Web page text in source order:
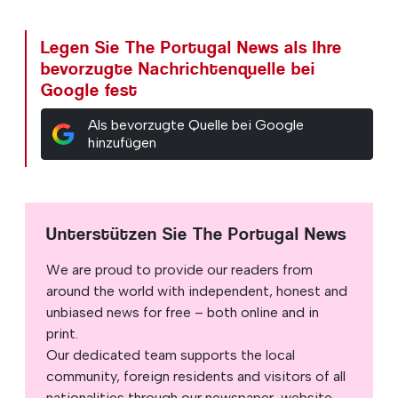
Legen Sie The Portugal News als Ihre
bevorzugte Nachrichtenquelle bei
Google fest
Als bevorzugte Quelle bei Google
hinzufügen
Unterstützen Sie The Portugal News
We are proud to provide our readers from
around the world with independent, honest and
unbiased news for free – both online and in
print.
Our dedicated team supports the local
community, foreign residents and visitors of all